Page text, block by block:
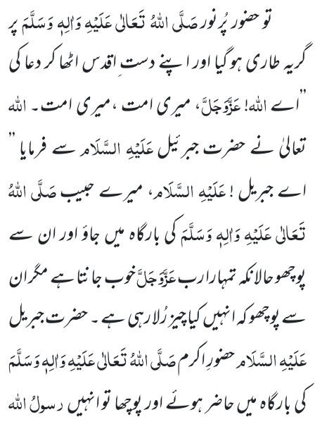
تو حضور پُرنورصَلَّی اللہُ تَعَالٰی عَلَیْہِ وَاٰلِہٖ وَسَلَّمَپر
گریہ طاری ہو گیا اور اپنے دست ِاقدس اٹھا کر دعا کی
’’اےاللہ!عَزَّوَجَلَّ، میری امت ،میری امت۔اللہ
تعالیٰ نے حضرت جبرئیلعَلَیْہِ السَّلَامسے فرمایا ’’
اے جبریل !عَلَیْہِ السَّلَام، میرے حبیبصَلَّی اللہُ
تَعَالٰی عَلَیْہِ وَاٰلِہٖ وَسَلَّمَکی بارگاہ میں جاؤ اور ان سے
پوچھو حالانکہ تمہارا ربعَزَّوَجَلَّخوب جانتا ہے مگر ان
سے پوچھو کہ انہیں کیا چیز رُلا رہی ہے ۔ حضرت جبریل
عَلَیْہِ السَّلَامحضورِ اکرمصَلَّی اللہُ تَعَالٰی عَلَیْہِ وَاٰلِہٖ وَسَلَّمَ
کی بارگاہ میں حاضر ہوئے اور پوچھا تو انہیںرسولُ اللہ